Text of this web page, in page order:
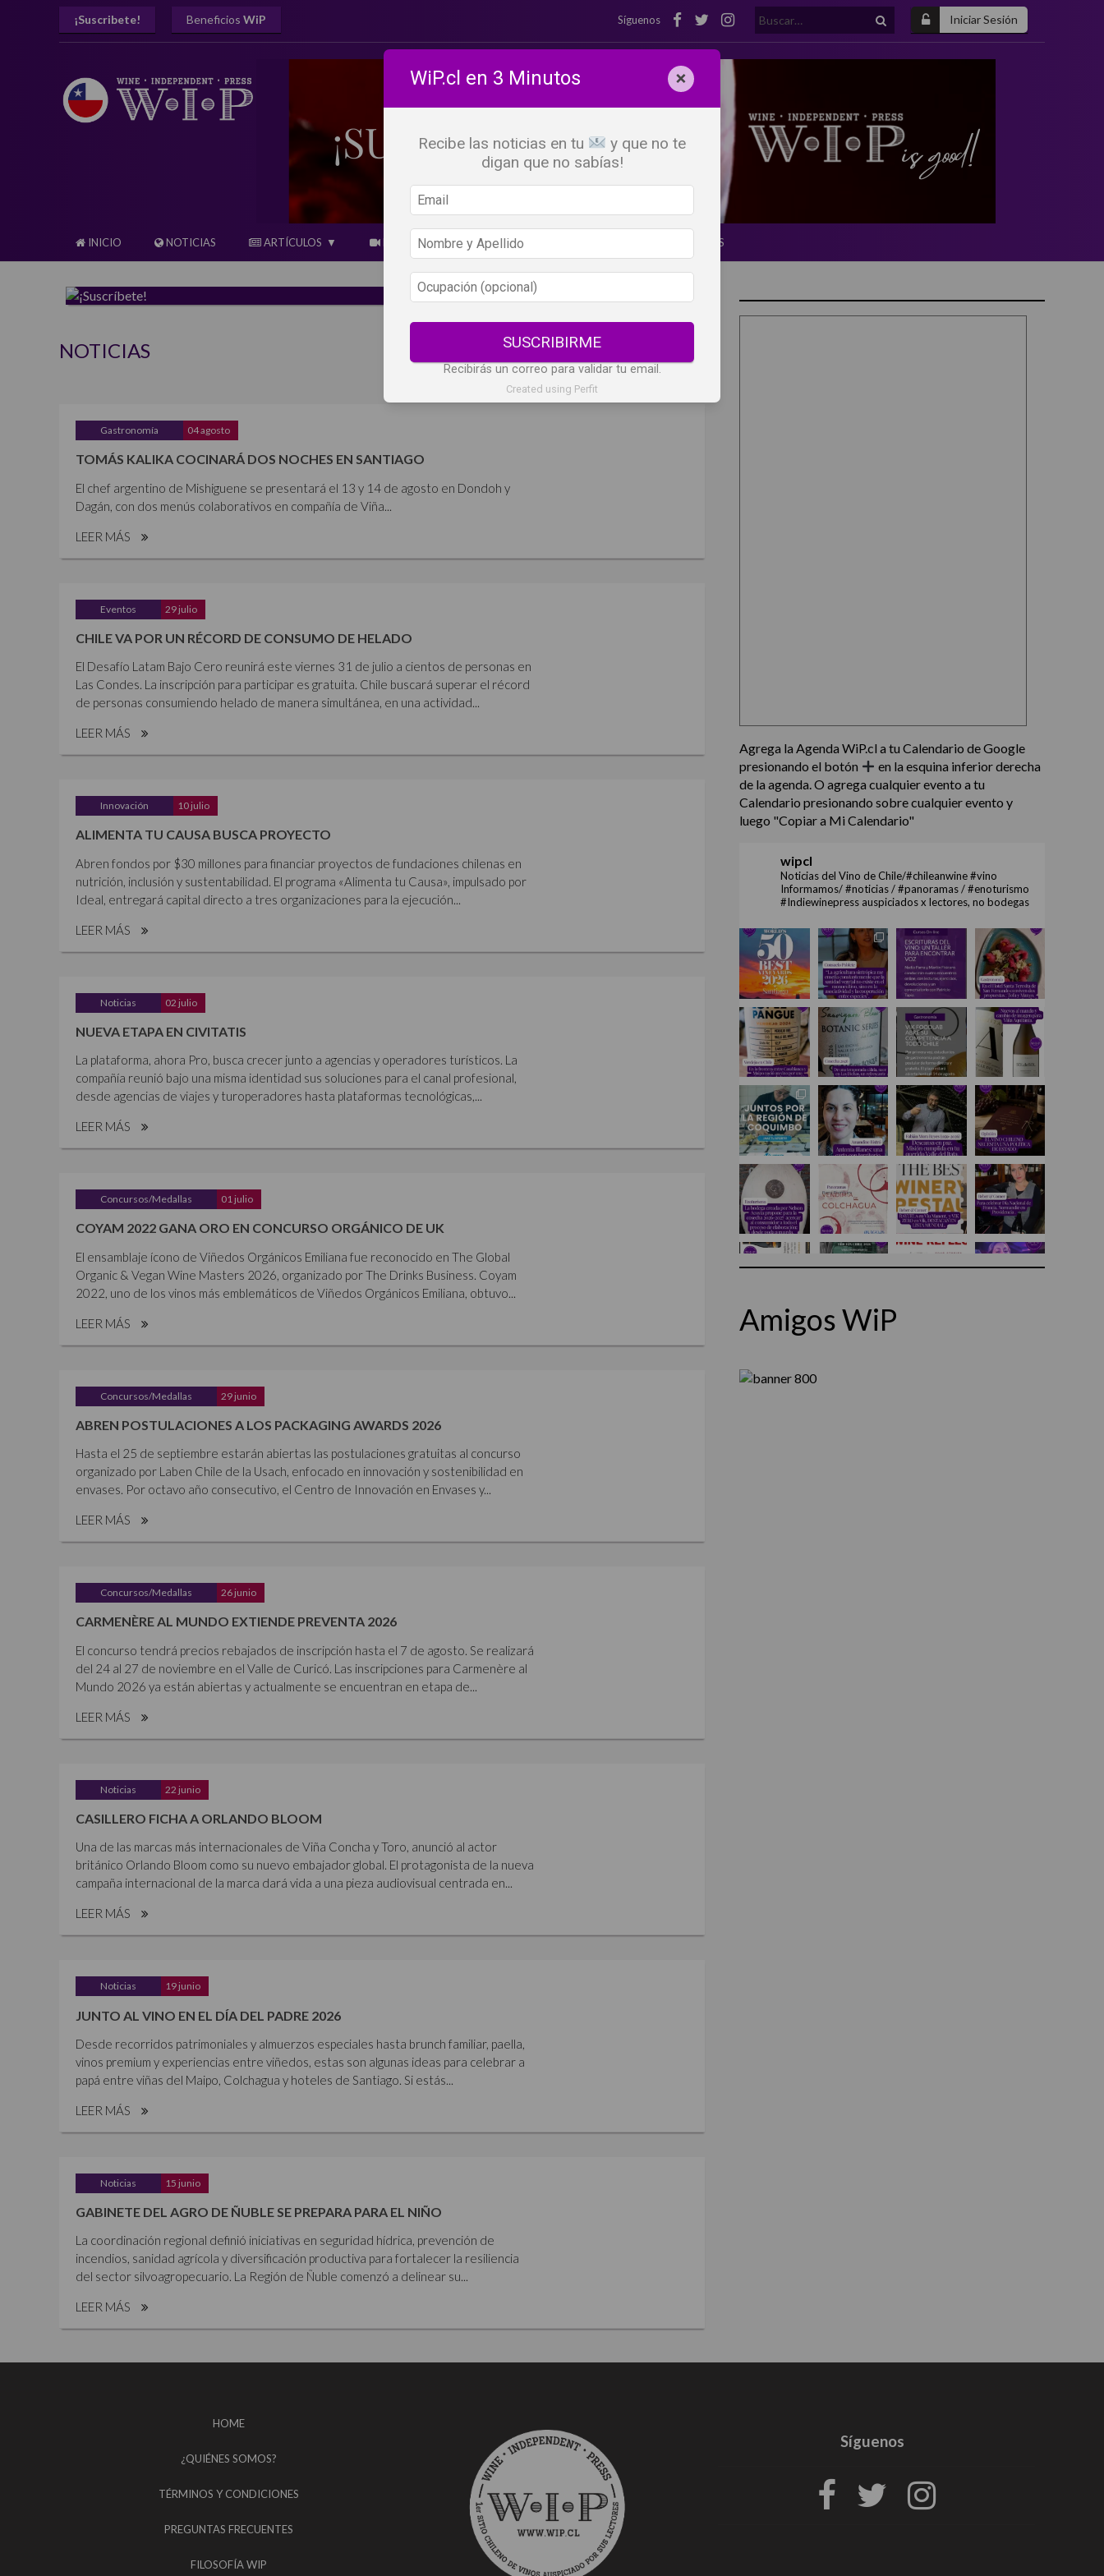
Iniciar Sesión
¡Suscribete! Beneficios WiP Buscar:
Síguenos
INICIO NOTICIAS ARTÍCULOS BEBER X LOS OJOS GLOSARIO DEL VINO PANORAMAS
NOTICIAS
Gastronomía 04 agosto
TOMÁS KALIKA COCINARÁ DOS NOCHES EN SANTIAGO
El chef argentino de Mishiguene se presentará el 13 y 14 de agosto en Dondoh y
Dagán, con dos menús colaborativos en compañía de Viña...
LEER MÁS
Eventos 29 julio
CHILE VA POR UN RÉCORD DE CONSUMO DE HELADO
El Desafío Latam Bajo Cero reunirá este viernes 31 de julio a cientos de personas en
Las Condes. La inscripción para participar es gratuita. Chile buscará superar el récord
de personas consumiendo helado de manera simultánea, en una actividad...
LEER MÁS
Innovación 10 julio
ALIMENTA TU CAUSA BUSCA PROYECTO
Abren fondos por $30 millones para financiar proyectos de fundaciones chilenas en
nutrición, inclusión y sustentabilidad. El programa «Alimenta tu Causa», impulsado por
Ideal, entregará capital directo a tres organizaciones para la ejecución...
LEER MÁS
Noticias 02 julio
NUEVA ETAPA EN CIVITATIS
La plataforma, ahora Pro, busca crecer junto a agencias y operadores turísticos. La
compañía reunió bajo una misma identidad sus soluciones para el canal profesional,
desde agencias de viajes y turoperadores hasta plataformas tecnológicas,...
LEER MÁS
Concursos/Medallas 01 julio
COYAM 2022 GANA ORO EN CONCURSO ORGÁNICO DE UK
El ensamblaje ícono de Viñedos Orgánicos Emiliana fue reconocido en The Global
Organic & Vegan Wine Masters 2026, organizado por The Drinks Business. Coyam
2022, uno de los vinos más emblemáticos de Viñedos Orgánicos Emiliana, obtuvo...
LEER MÁS
Concursos/Medallas 29 junio
ABREN POSTULACIONES A LOS PACKAGING AWARDS 2026
Hasta el 25 de septiembre estarán abiertas las postulaciones gratuitas al concurso
organizado por Laben Chile de la Usach, enfocado en innovación y sostenibilidad en
envases. Por octavo año consecutivo, el Centro de Innovación en Envases y...
LEER MÁS
Concursos/Medallas 26 junio
CARMENÈRE AL MUNDO EXTIENDE PREVENTA 2026
El concurso tendrá precios rebajados de inscripción hasta el 7 de agosto. Se realizará
del 24 al 27 de noviembre en el Valle de Curicó. Las inscripciones para Carmenère al
Mundo 2026 ya están abiertas y actualmente se encuentran en etapa de...
LEER MÁS
Noticias 22 junio
CASILLERO FICHA A ORLANDO BLOOM
Una de las marcas más internacionales de Viña Concha y Toro, anunció al actor
británico Orlando Bloom como su nuevo embajador global. El protagonista de la nueva
campaña internacional de la marca dará vida a una pieza audiovisual centrada en...
LEER MÁS
Noticias 19 junio
JUNTO AL VINO EN EL DÍA DEL PADRE 2026
Desde recorridos patrimoniales y almuerzos especiales hasta brunch familiar, paella,
vinos premium y experiencias entre viñedos, estas son algunas ideas para celebrar a
papá entre viñas del Maipo, Colchagua y hoteles de Santiago. Si estás...
LEER MÁS
Noticias 15 junio
GABINETE DEL AGRO DE ÑUBLE SE PREPARA PARA EL NIÑO
La coordinación regional definió iniciativas en seguridad hídrica, prevención de
incendios, sanidad agrícola y diversificación productiva para fortalecer la resiliencia
del sector silvoagropecuario. La Región de Ñuble comenzó a delinear su...
LEER MÁS
Agrega la Agenda WiP.cl a tu Calendario de Google
presionando el botón
en la esquina inferior derecha
de la agenda. O agrega cualquier evento a tu
Calendario presionando sobre cualquier evento y
luego "Copiar a Mi Calendario"
wipcl
Noticias del Vino de Chile/#chileanwine #vino
Informamos/ #noticias / #panoramas / #enoturismo
#Indiewinepress auspiciados x lectores, no bodegas
Amigos WiP
HOME
¿QUIÉNES SOMOS?
TÉRMINOS Y CONDICIONES
PREGUNTAS FRECUENTES
FILOSOFÍA WIP
Síguenos
WiP.cl en 3 Minutos ×
Recibe las noticias en tu
y que no te
digan que no sabías!
SUSCRIBIRME
Recibirás un correo para validar tu email.
Created using Perfit